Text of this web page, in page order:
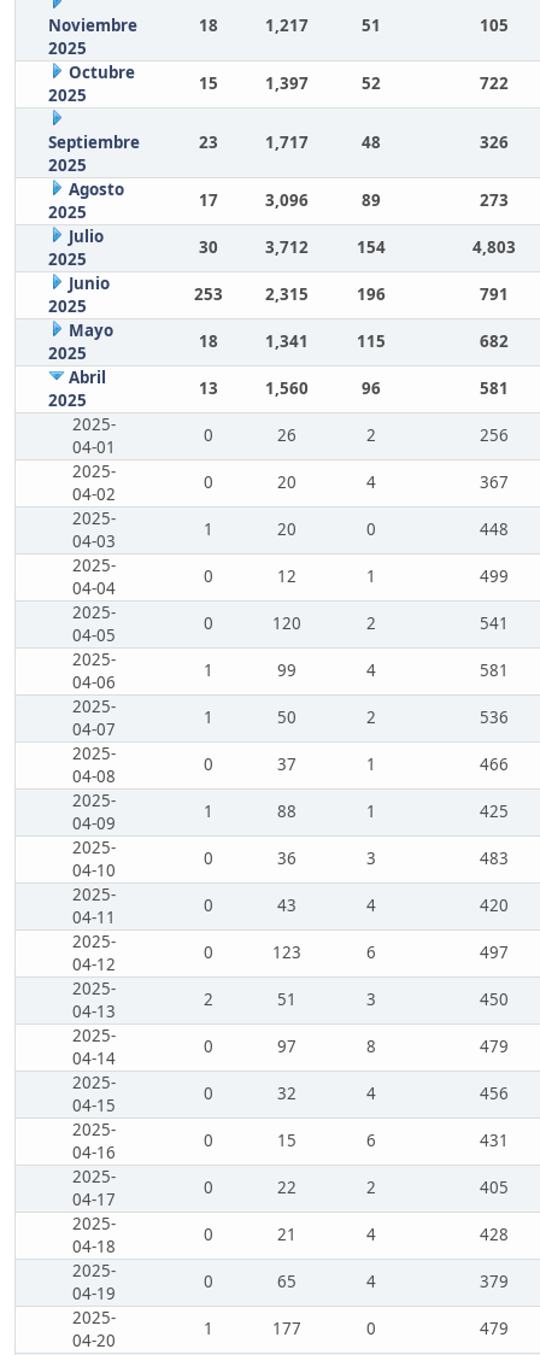
Noviembre
2025
18 1,217 51 105
Octubre
2025
15 1,397 52 722
Septiembre
2025
23 1,717 48 326
Agosto
2025
17 3,096 89
273
Julio
2025
30 3,712 154
4,803
Junio
2025
253 2,315 196
791
Mayo
2025
18 1,341 115
682
Abril
2025
13 1,560 96
581
2025-
04-01
0 26 2
256
2025-
04-02
0 20 4
367
2025-
04-03
1 20 0
448
2025-
04-04
0 12 1
499
2025-
04-05
0 120 2
541
2025-
04-06
1 99 4
581
2025-
04-07
1 50 2
536
2025-
04-08
0 37 1
466
2025-
04-09
1 88 1
425
2025-
04-10
0 36 3
483
2025-
04-11
0 43 4
420
2025-
04-12
0 123 6
497
2025-
04-13
2 51 3
450
2025-
04-14
0 97 8
479
2025-
04-15
0 32 4
456
2025-
04-16
0 15 6
431
2025-
04-17
0 22 2
405
2025-
04-18
0 21 4
428
2025-
04-19
0 65 4
379
2025-
04-20
1 177 0
479